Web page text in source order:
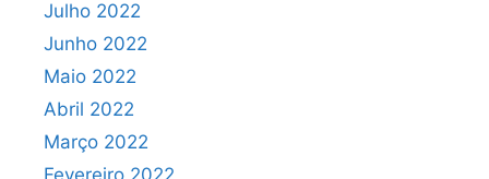
Julho 2022
Junho 2022
Maio 2022
Abril 2022
Março 2022
Fevereiro 2022